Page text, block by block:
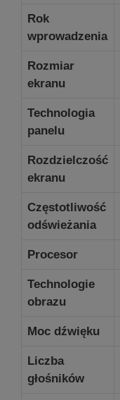
Rok
wprowadzenia
Rozmiar
ekranu
Technologia
panelu
Rozdzielczość
ekranu
Częstotliwość
odświeżania
Procesor
Technologie
obrazu
Moc dźwięku
Liczba
głośników